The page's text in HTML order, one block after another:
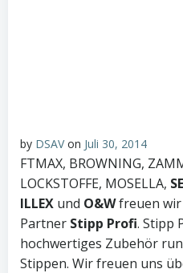
by DSAV on Juli 30, 2014
FTMAX, BROWNING,
LOCKSTOFFE, MOSELLA,
ILLEX und O&Wfreuen wir
Partner Stipp Profi. Stipp
hochwertiges Zubehör
Stippen. Wir freuen uns